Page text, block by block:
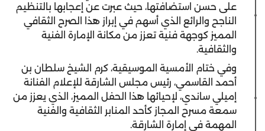
على حسن استضافتها، حيث عبرت عن إعجابها بالتنظيم
الناجح والرائع الذي أسهم في إبراز هذا الصرح الثقافي
المميز كوجهة فنية تعزز من مكانة الإمارة الفنية
والثقافية.
وفي ختام الأمسية الموسيقية، كرم الشيخ سلطان بن
أحمد القاسمي، رئيس مجلس الشارقة للإعلام الفنانة
إميلي ساندي، لإحيائها هذا الحفل المميز، الذي يعزز من
سمعة مسرح المجاز كأحد المنابر الثقافية والفنية
المهمة في إمارة الشارقة.